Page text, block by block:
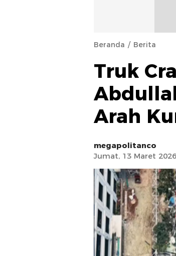
Beranda Berita
Truk
Arah
megapolitanco
Jumat, 13 Maret